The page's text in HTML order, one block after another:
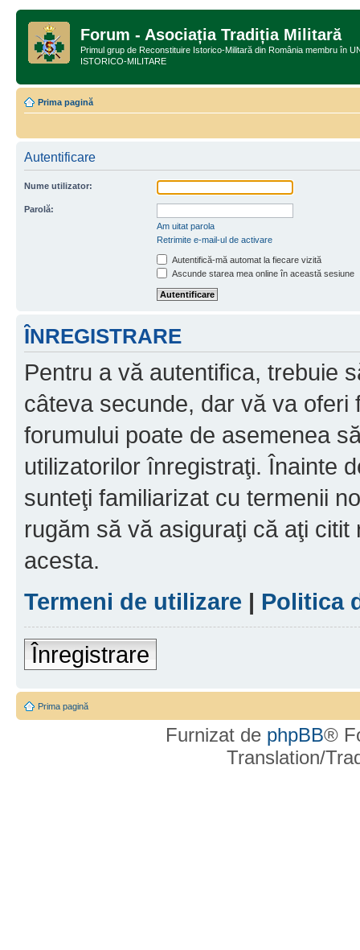
Forum - Asociația Tradiția Militară
Primul grup de Reconstituire Istorico-Militară din România membru în
ISTORICO-MILITARE
Prima pagină
Autentificare
Nume utilizator:
Parolă:
Am uitat parola
Retrimite e-mail-ul de activare
Autentifică-mă automat la fiecare vizită
Ascunde starea mea online în această sesiune
ÎNREGISTRARE
Pentru a vă autentifica, trebuie
câteva secunde, dar vă va oferi
forumului poate de asemenea
utilizatorilor înregistraţi. Înainte
sunteţi familiarizat cu termenii
rugăm să vă asiguraţi că aţi
acesta.
Termeni de utilizare | Politica
Înregistrare
Prima pagină
Furnizat de phpBB®
Translation/